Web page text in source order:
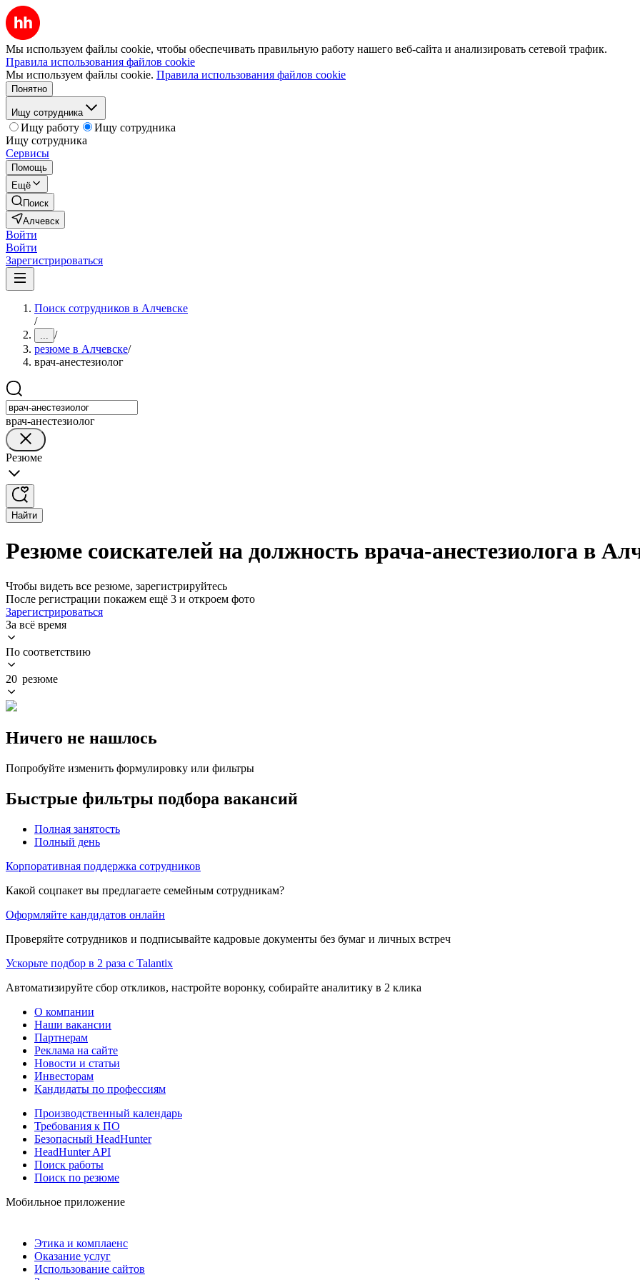
Мы используем файлы cookie, чтобы обеспечивать правильную работу нашего веб-сайта и анализировать сетевой трафик.
Правила использования файлов cookie
Мы используем файлы cookie. Правила использования файлов cookie
Понятно
Ищу сотрудника
Ищу работу
Ищу сотрудника
Ищу сотрудника
Сервисы
Помощь
Ещё
Поиск
Алчевск
Войти
Войти
Зарегистрироваться
Поиск сотрудников в Алчевске
/
... /
резюме в Алчевске/
врач-анестезиолог
врач-анестезиолог
Резюме
Найти
Резюме соискателей на должность врача-анестезиолога в
Чтобы видеть все резюме, зарегистрируйтесь
После регистрации покажем ещё 3 и откроем фото
Зарегистрироваться
За всё время
По соответствию
20 резюме
Ничего не нашлось
Попробуйте изменить формулировку или фильтры
Быстрые фильтры подбора вакансий
Полная занятость
Полный день
Корпоративная поддержка сотрудников
Какой соцпакет вы предлагаете семейным сотрудникам?
Оформляйте кандидатов онлайн
Проверяйте сотрудников и подписывайте кадровые документы без бумаг и личных встреч
Ускорьте подбор в 2 раза с Talantix
Автоматизируйте сбор откликов, настройте воронку, собирайте аналитику в 2 клика
О компании
Наши вакансии
Партнерам
Реклама на сайте
Новости и статьи
Инвесторам
Кандидаты по профессиям
Производственный календарь
Требования к ПО
Безопасный HeadHunter
HeadHunter API
Поиск работы
Поиск по резюме
Мобильное приложение
Этика и комплаенс
Оказание услуг
Использование сайтов